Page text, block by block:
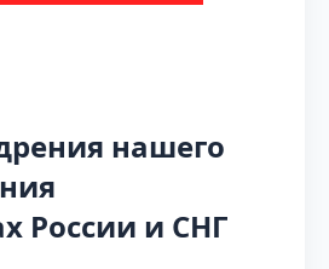
нашего
России и СНГ